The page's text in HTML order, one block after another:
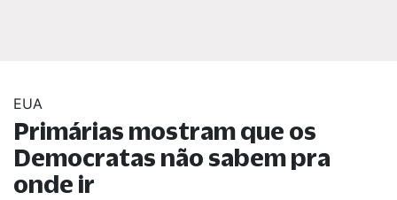
EUA
Primárias mostram que os
Democratas não sabem pra
onde ir